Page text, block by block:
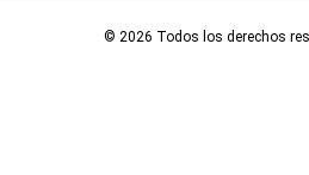
© 2026 Todos los derechos